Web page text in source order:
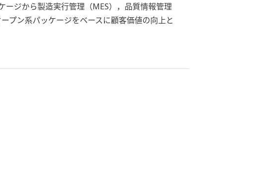
ージから製造実行管理（MES），品質情報管理
プン系パッケージをベースに顧客価値の向上と